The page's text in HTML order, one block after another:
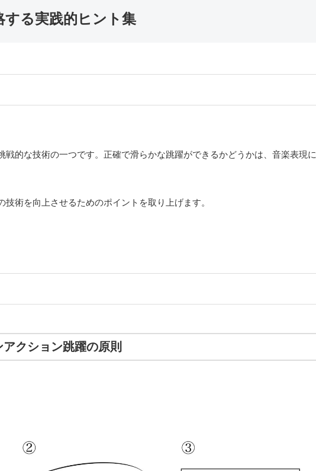
する実践的ヒント集
戦的な技術の一つです。正確で滑らかな跳躍ができるかどうかは、音楽表現に
術を向上させるためのポイントを取り上げます。
クション跳躍の原則